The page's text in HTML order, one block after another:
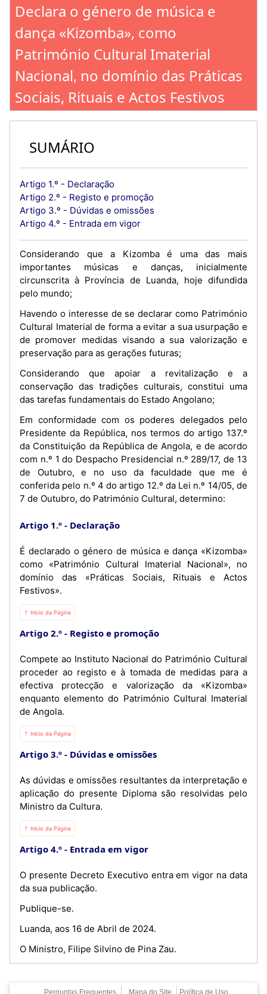
Declara o género de música e
dança «Kizomba», como
Património Cultural Imaterial
Nacional, no domínio das Práticas
Sociais, Rituais e Actos Festivos
SUMÁRIO
Artigo 1.º - Declaração
Artigo 2.º - Registo e promoção
Artigo 3.º - Dúvidas e omissões
Artigo 4.º - Entrada em vigor
Considerando que a Kizomba é uma das mais
importantes músicas e danças, inicialmente
circunscrita à Província de Luanda, hoje difundida
pelo mundo;
Havendo o interesse de se declarar como Património
Cultural Imaterial de forma a evitar a sua usurpação e
de promover medidas visando a sua valorização e
preservação para as gerações futuras;
Considerando que apoiar a revitalização e a
conservação das tradições culturais, constitui uma
das tarefas fundamentais do Estado Angolano;
Em conformidade com os poderes delegados pelo
Presidente da República, nos termos do artigo 137.º
da Constituição da República de Angola, e de acordo
com n.º 1 do Despacho Presidencial n.º 289/17, de 13
de Outubro, e no uso da faculdade que me é
conferida pelo n.º 4 do artigo 12.º da Lei n.º 14/05, de
7 de Outubro, do Património Cultural, determino:
Artigo 1.º Declaração
É declarado o género de música e dança «Kizomba»
como «Património Cultural Imaterial Nacional», no
domínio das «Práticas Sociais, Rituais e Actos
Festivos».
⇡ Início da Página
Artigo 2.º Registo e promoção
Compete ao Instituto Nacional do Património Cultural
proceder ao registo e à tomada de medidas para a
efectiva protecção e valorização da «Kizomba»
enquanto elemento do Património Cultural Imaterial
de Angola.
⇡ Início da Página
Artigo 3.º Dúvidas e omissões
As dúvidas e omissões resultantes da interpretação e
aplicação do presente Diploma são resolvidas pelo
Ministro da Cultura.
⇡ Início da Página
Artigo 4.º Entrada em vigor
O presente Decreto Executivo entra em vigor na data
da sua publicação.
Publique-se.
Luanda, aos 16 de Abril de 2024.
O Ministro, Filipe Silvino de Pina Zau.